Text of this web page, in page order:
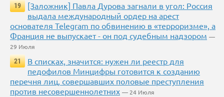
19
[Заложник] Павла Дурова загнали в угол: Россия
выдала международный ордер на арест
основателя Telegram по обвинению в «терроризме», а
Франция не выпускает - он под судебным надзором —
29 Июля
21
В списках, значится: нужен ли реестр для
педофилов Минцифры готовится к созданию
перечня лиц, совершавших половые преступления
против несовершеннолетних — 24 Июля